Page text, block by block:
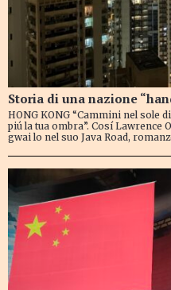
Storia di una nazione
HONG KONG “Cammini nel sole
piú la tua ombra”. Cosí
gwai lo nel suo Java Road,